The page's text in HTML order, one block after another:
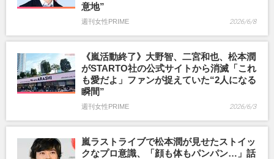
意地”
週刊女性PRIME 2026/6/8
《嵐活動終了》大野智、二宮和也、松本潤
がSTARTO社の公式サイトから消滅「これ
も愛だよ」ファンが捉えていた“2人になる
瞬間”
週刊女性PRIME 2026/6/3
嵐ラストライブで松本潤が見せたストイッ
クなプロ意識、「顔も体もパンパン…」話